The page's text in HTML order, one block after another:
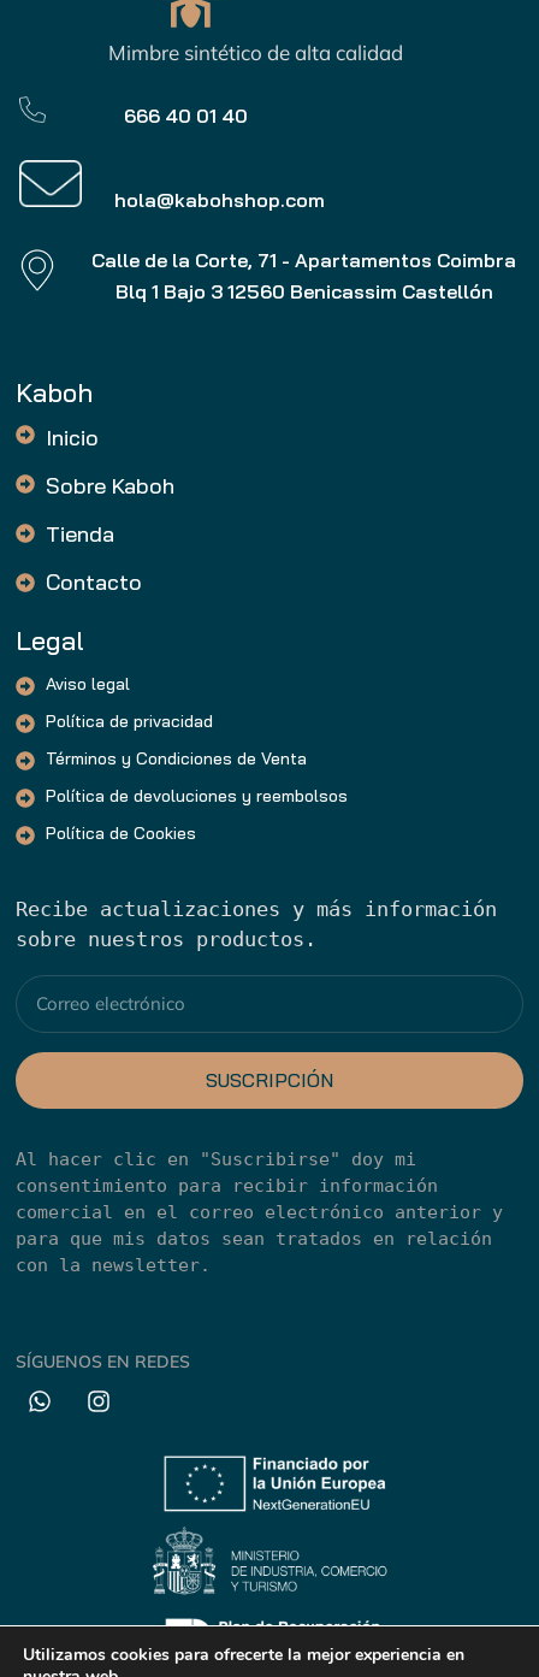
Mimbre sintético de alta calidad
666 40 01 40
hola@kabohshop.com
Calle de la Corte, 71 - Apartamentos Coimbra
Blq 1 Bajo 3 12560 Benicassim Castellón
Kaboh
Inicio
Sobre Kaboh
Tienda
Contacto
Legal
Aviso legal
Política de privacidad
Términos y Condiciones de Venta
Política de devoluciones y reembolsos
Política de Cookies
Recibe actualizaciones y más información
sobre nuestros productos.
SUSCRIPCIÓN
Al hacer clic en "Suscribirse" doy mi
consentimiento para recibir información
comercial en el correo electrónico anterior y
para que mis datos sean tratados en relación
con la newsletter.
SÍGUENOS EN REDES
Utilizamos cookies para ofrecerte la mejor experiencia en